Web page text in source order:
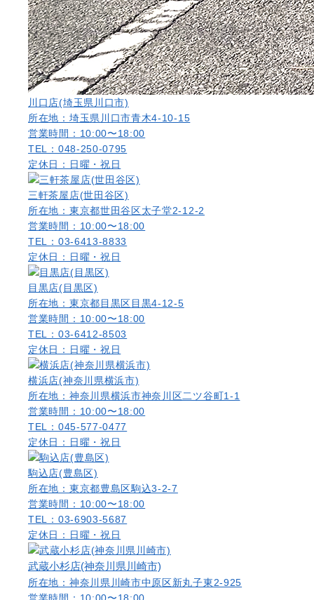
川口店(埼玉県川口市)
所在地：埼玉県川口市青木4-10-15
営業時間：10:00〜18:00
TEL：048-250-0795
定休日：日曜・祝日
三軒茶屋店(世田谷区)
所在地：東京都世田谷区太子堂2-12-2
営業時間：10:00〜18:00
TEL：03-6413-8833
定休日：日曜・祝日
目黒店(目黒区)
所在地：東京都目黒区目黒4-12-5
営業時間：10:00〜18:00
TEL：03-6412-8503
定休日：日曜・祝日
横浜店(神奈川県横浜市)
所在地：神奈川県横浜市神奈川区二ツ谷町1-1
営業時間：10:00〜18:00
TEL：045-577-0477
定休日：日曜・祝日
駒込店(豊島区)
所在地：東京都豊島区駒込3-2-7
営業時間：10:00〜18:00
TEL：03-6903-5687
定休日：日曜・祝日
武蔵小杉店(神奈川県川崎市)
所在地：神奈川県川崎市中原区新丸子東2-925
営業時間：10:00〜18:00